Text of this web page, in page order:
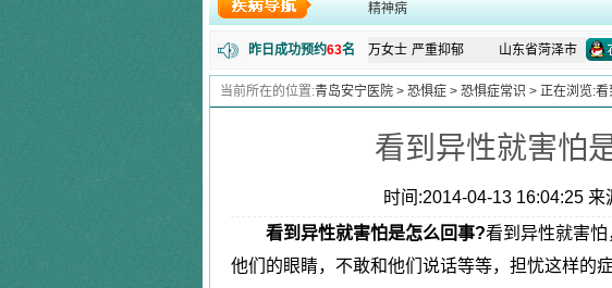
精神病
|
失眠症
|
焦虑症
昨日成功预约63名
周先生
万女士 严重抑郁 山东省菏泽市
田先生 强迫症 山东省济南市
马先生 精神分裂 山东省潍坊市
陈女士 植物神经紊乱 山东省德州市
李先生 恐惧症 山东省济南市
腾先生 失眠抑郁 山东省聊城市
当前所在的位置:青岛安宁医院 > 恐惧症 > 恐惧症常识 > 正在浏览:
看到异性就害怕
时间:2014-04-13 16:04:25 来
看到异性就害怕是怎么回事?看到异性就害
他们的眼睛，不敢和他们说话等等，担忧这样的症